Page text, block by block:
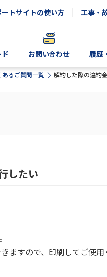
ートサイトの使い方 工事・
お問い合わせ 履歴
あるご質問一覧 解約した際の違約
したい
ますので、印刷してご使用